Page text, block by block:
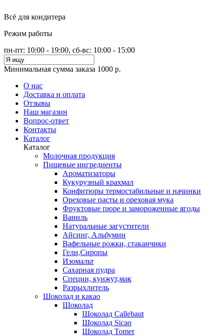
Всё для кондитера
Режим работы
пн-пт: 10:00 - 19:00, сб-вс: 10:00 - 15:00
Минимальная сумма заказа 1000 р.
О нас
Доставка и оплата
Отзывы
Наш магазин
Вопрос-ответ
Контакты
Каталог
Каталог
Молочная продукция
Пищевые ингредиенты
Ароматизаторы
Кукурузный крахмал
Конфитюры термостабильные и начинки
Ореховые пасты и ореховая мука
Фруктовые пюре и замороженные ягоды
Ваниль
Натуральные загустители
Айсинг, Альбумин
Вафельные рожки, стаканчики
Гели,Сиропы
Изомальт
Сахарная пудра
Специи, кунжут,мак
Разрыхлитель
Шоколад и какао
Шоколад
Шоколад Callebaut
Шоколад Sicao
Шоколад Tomer